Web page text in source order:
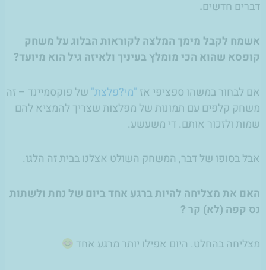
דברים חדשים.
אשמח לקבל מימך המלצה לקוראות הבלוג על משחק
קופסא שהוא הכי מומלץ בעיניך ולאיזה גיל הוא מיועד?
אם לבחור במשהו ספציפי אז "מי?פלצת"של פוקסמיינד – זה
משחק קלפים עם תמונות של מפלצות שצריך להמציא להם
שמות ולזכור אותם. די משעשע.
אבל בסופו של דבר, המשחק השולט אצלנו בבית זה הלגו.
האם את מצליחה להיות ברגע אחד ביום של נחת ולשתות
נס קפה (לא) קר ?
מצליחה בהחלט. היום אפילו יותר מרגע אחד